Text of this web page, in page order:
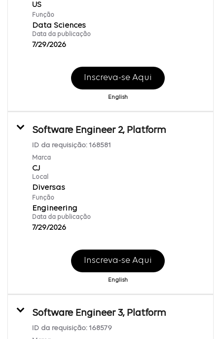
Função
Data Sciences
Data da publicação
7/29/2026
Inscreva-se Aqui
English
Software Engineer 2, Platform
ID da requisição: 168581
Marca
CJ
Local
Diversas
Função
Engineering
Data da publicação
7/29/2026
Inscreva-se Aqui
English
Software Engineer 3, Platform
ID da requisição: 168579